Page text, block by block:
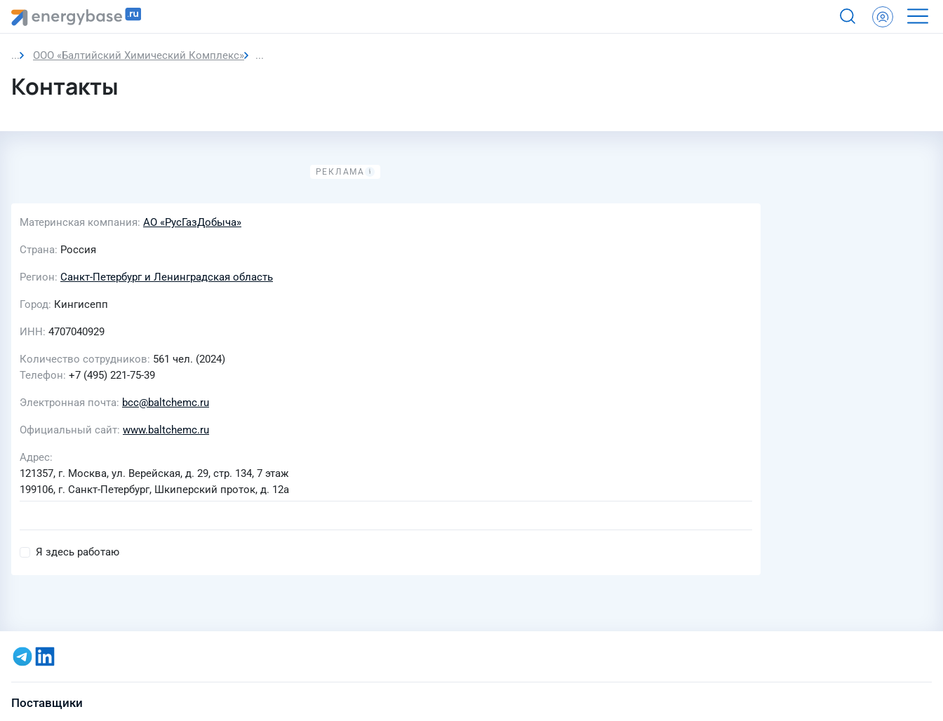
ООО «Балтийский Химический Комплекс» Контакты
Контакты
Материнская компания АО «РусГазДобыча»
Страна Россия
Регион Санкт-Петербург и Ленинградская область
Город Кингисепп
ИНН 4707040929
Количество сотрудников 561 чел. (2024)
Телефон +7 (495) 221-75-39
Электронная почта bcc@baltchemc.ru
Официальный сайт www.baltchemc.ru
Адрес
121357, г. Москва, ул. Верейская, д. 29, стр. 134, 7 этаж
199106, г. Санкт-Петербург, Шкиперский проток, д. 12а
Я здесь работаю
Поставщики